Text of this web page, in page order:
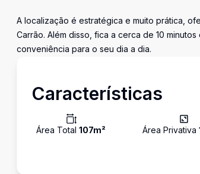
A localização é estratégica e muito prática,
Carrão. Além disso, fica a cerca de 10
conveniência para o seu dia a dia.
Características
Área Total 107m² Área Privativa